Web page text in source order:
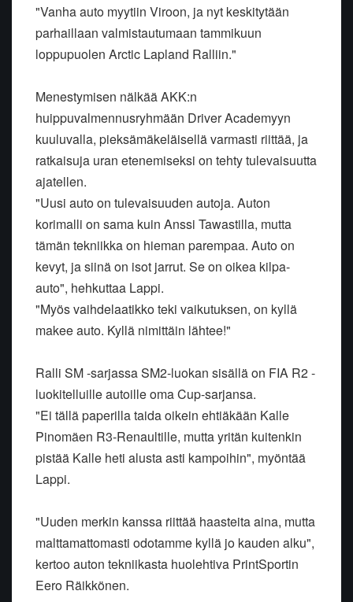
"Vanha auto myytiin Viroon, ja nyt keskitytään
parhaillaan valmistautumaan tammikuun
loppupuolen Arctic Lapland Ralliin."
Menestymisen nälkää AKK:n
huippuvalmennusryhmään Driver Academyyn
kuuluvalla, pieksämäkeläisellä varmasti riittää, ja
ratkaisuja uran etenemiseksi on tehty tulevaisuutta
ajatellen.
"Uusi auto on tulevaisuuden autoja. Auton
korimalli on sama kuin Anssi Tawastilla, mutta
tämän tekniikka on hieman parempaa. Auto on
kevyt, ja siinä on isot jarrut. Se on oikea kilpa-
auto", hehkuttaa Lappi.
"Myös vaihdelaatikko teki vaikutuksen, on kyllä
makee auto. Kyllä nimittäin lähtee!"
Ralli SM -sarjassa SM2-luokan sisällä on FIA R2 -
luokitelluille autoille oma Cup-sarjansa.
"Ei tällä paperilla taida oikein ehtiäkään Kalle
Pinomäen R3-Renaultille, mutta yritän kuitenkin
pistää Kalle heti alusta asti kampoihin", myöntää
Lappi.
"Uuden merkin kanssa riittää haasteita aina, mutta
malttamattomasti odotamme kyllä jo kauden alku",
kertoo auton tekniikasta huolehtiva PrintSportin
Eero Räikkönen.